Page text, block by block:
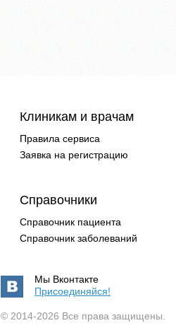
Клиникам и врачам
Правила сервиса
Заявка на регистрацию
Справочники
Справочник пациента
Справочник заболеваний
Мы Вконтакте
Присоединяйся!
© 2014-2026 Все права защищены.